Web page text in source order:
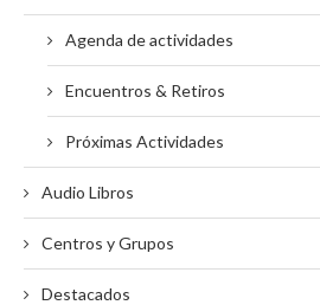
Agenda de actividades
Encuentros & Retiros
Próximas Actividades
Audio Libros
Centros y Grupos
Destacados